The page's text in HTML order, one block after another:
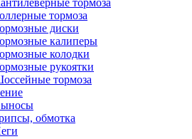
тормоза
диски
калиперы
колодки
рукоятки
тормоза
обмотка